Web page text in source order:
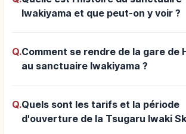
Iwakiyama et que peut-on y voir ?
Q.Comment se rendre de la gare de
au sanctuaire Iwakiyama ?
Q.Quels sont les tarifs et la période
d'ouverture de la Tsugaru Iwaki